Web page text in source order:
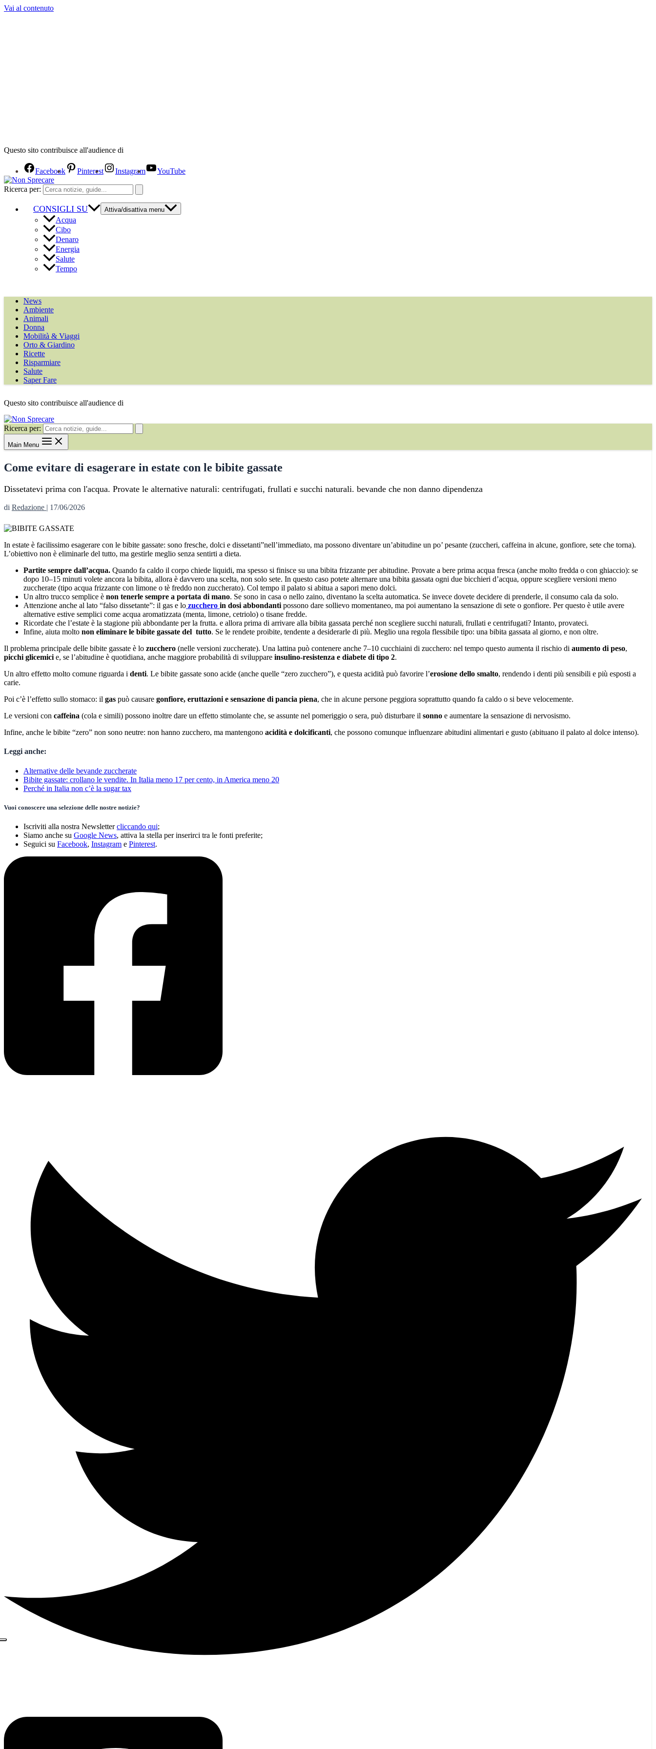
Vai al contenuto
Questo sito contribuisce all'audience di
Facebook Pinterest Instagram YouTube
Ricerca per:
CONSIGLI SU Attiva/disattiva menu
Acqua
Cibo
Denaro
Energia
Salute
Tempo
News
Ambiente
Animali
Donna
Mobilità & Viaggi
Orto & Giardino
Ricette
Risparmiare
Salute
Saper Fare
Questo sito contribuisce all'audience di
Ricerca per:
Main Menu
Come evitare di esagerare in estate con le bibite gassate
Dissetatevi prima con l'acqua. Provate le alternative naturali: centrifugati, frullati e succhi naturali. bevande che non danno dipendenza
di Redazione | 17/06/2026
In estate è facilissimo esagerare con le bibite gassate: sono fresche, dolci e dissetanti”nell’immediato, ma possono diventare un’abitudine un po’ pesante (zuccheri, caffeina in alcune, gonfiore, sete che torna).
L’obiettivo non è eliminarle del tutto, ma gestirle meglio senza sentirti a dieta.
Partite sempre dall’acqua. Quando fa caldo il corpo chiede liquidi, ma spesso si finisce su una bibita frizzante per abitudine. Provate a bere prima acqua fresca (anche molto fredda o con ghiaccio): se
dopo 10–15 minuti volete ancora la bibita, allora è davvero una scelta, non solo sete. In questo caso potete alternare una bibita gassata ogni due bicchieri d’acqua, oppure scegliere versioni meno
zuccherate (tipo acqua frizzante con limone o tè freddo non zuccherato). Col tempo il palato si abitua a sapori meno dolci.
Un altro trucco semplice è non tenerle sempre a portata di mano. Se sono in casa o nello zaino, diventano la scelta automatica. Se invece dovete decidere di prenderle, il consumo cala da solo.
Attenzione anche al lato “falso dissetante”: il gas e lo zucchero in dosi abbondanti possono dare sollievo momentaneo, ma poi aumentano la sensazione di sete o gonfiore. Per questo è utile avere
alternative estive semplici come acqua aromatizzata (menta, limone, cetriolo) o tisane fredde.
Ricordate che l’estate è la stagione più abbondante per la frutta. e allora prima di arrivare alla bibita gassata perché non scegliere succhi naturali, frullati e centrifugati? Intanto, provateci.
Infine, aiuta molto non eliminare le bibite gassate del tutto. Se le rendete proibite, tendente a desiderarle di più. Meglio una regola flessibile tipo: una bibita gassata al giorno, e non oltre.
Il problema principale delle bibite gassate è lo zucchero (nelle versioni zuccherate). Una lattina può contenere anche 7–10 cucchiaini di zucchero: nel tempo questo aumenta il rischio di aumento di peso,
picchi glicemici e, se l’abitudine è quotidiana, anche maggiore probabilità di sviluppare insulino-resistenza e diabete di tipo 2.
Un altro effetto molto comune riguarda i denti. Le bibite gassate sono acide (anche quelle “zero zucchero”), e questa acidità può favorire l’erosione dello smalto, rendendo i denti più sensibili e più esposti a
carie.
Poi c’è l’effetto sullo stomaco: il gas può causare gonfiore, eruttazioni e sensazione di pancia piena, che in alcune persone peggiora soprattutto quando fa caldo o si beve velocemente.
Le versioni con caffeina (cola e simili) possono inoltre dare un effetto stimolante che, se assunte nel pomeriggio o sera, può disturbare il sonno e aumentare la sensazione di nervosismo.
Infine, anche le bibite “zero” non sono neutre: non hanno zucchero, ma mantengono acidità e dolcificanti, che possono comunque influenzare abitudini alimentari e gusto (abituano il palato al dolce intenso).
Leggi anche:
Alternative delle bevande zuccherate
Bibite gassate: crollano le vendite. In Italia meno 17 per cento, in America meno 20
Perché in Italia non c’è la sugar tax
Vuoi conoscere una selezione delle nostre notizie?
Iscriviti alla nostra Newslettercliccando qui;
Siamo anche su Google News, attiva la stella per inserirci tra le fonti preferite;
Seguici su Facebook, Instagram e Pinterest.